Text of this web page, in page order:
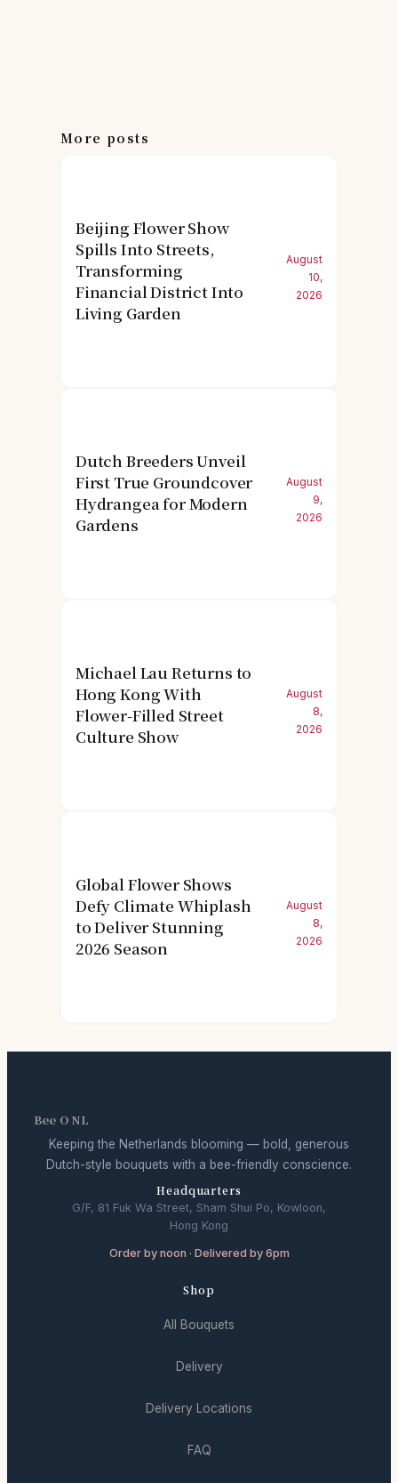
More posts
Beijing Flower Show
Spills Into Streets,
Transforming
Financial District Into
Living Garden
August
10,
2026
Dutch Breeders Unveil
First True Groundcover
Hydrangea for Modern
Gardens
August
9,
2026
Michael Lau Returns to
Hong Kong With
Flower-Filled Street
Culture Show
August
8,
2026
Global Flower Shows
Defy Climate Whiplash
to Deliver Stunning
2026 Season
August
8,
2026
Bee O NL
Keeping the Netherlands blooming — bold, generous
Dutch-style bouquets with a bee-friendly conscience.
Headquarters
G/F, 81 Fuk Wa Street, Sham Shui Po, Kowloon,
Hong Kong
Order by noon · Delivered by 6pm
Shop
All Bouquets
Delivery
Delivery Locations
FAQ